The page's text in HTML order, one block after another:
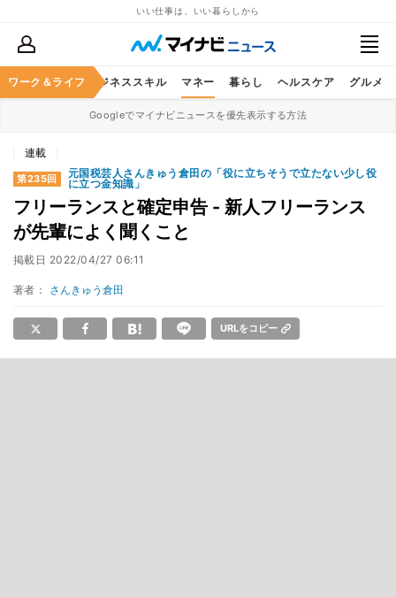
いい仕事は、いい暮らしから
ワーク＆ライフ
キャリア ビジネススキル マネー 暮らし ヘルスケア グルメ
Googleでマイナビニュースを優先表示する方法
連載
第235回
元国税芸人さんきゅう倉田の「役に立ちそうで立たない少し役
に立つ金知識」
フリーランスと確定申告 - 新人フリーランス
が先輩によく聞くこと
掲載日 2022/04/27 06:11
著者： さんきゅう倉田
URLをコピー